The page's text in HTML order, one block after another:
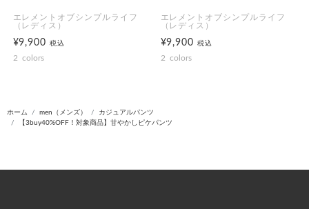
エレメントオブシンプルライフ
（レディス）
¥9,900税込
2 colors
エレメントオブシンプルライフ
（レディス）
¥9,900税込
2 colors
ホーム men（メンズ）
カジュアルパンツ
【3buy40%OFF！対象商品】甘やかしピケパンツ